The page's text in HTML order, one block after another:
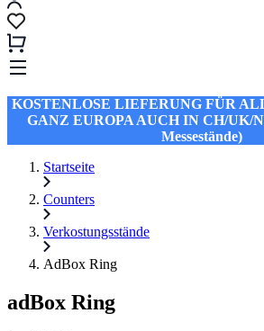
KOSTENLOSE LIEFERUNG FÜR
GANZ EUROPA AUCH IN CH/UK/
Messestände)
Startseite
Counters
Verkostungsstände
AdBox Ring
adBox Ring